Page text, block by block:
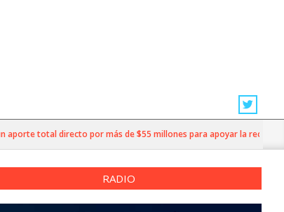
total directo por más de $55 millones para apoyar la recuperación
RADIO